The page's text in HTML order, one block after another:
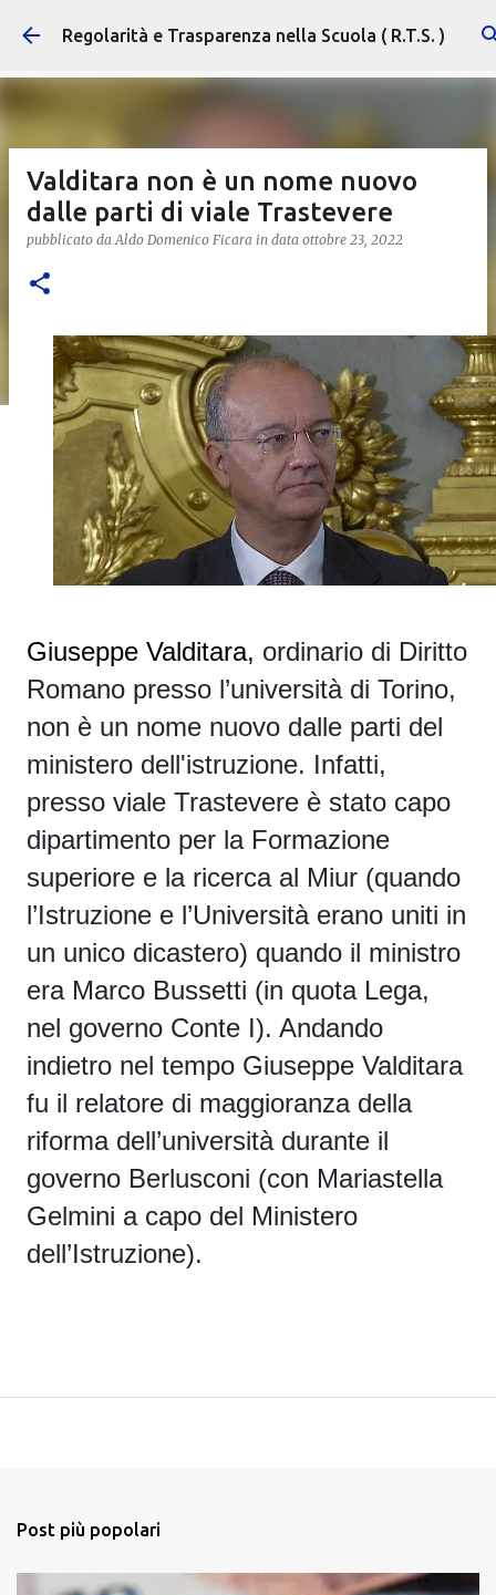
Passa ai contenuti principali
Regolarità e Trasparenza nella Scuola ( R.T.S. )
Valditara non è un nome nuovo
dalle parti di viale Trastevere
pubblicato daAldo Domenico Ficara in data ottobre 23, 2022
Giuseppe Valditara, ordinario di Diritto
Romano presso l’università di Torino,
non è un nome nuovo dalle parti del
ministero dell'istruzione. Infatti,
presso viale Trastevere è stato capo
dipartimento per la Formazione
superiore e la ricerca al Miur (quando
l’Istruzione e l’Università erano uniti in
un unico dicastero) quando il ministro
era Marco Bussetti (in quota Lega,
nel governo Conte I). Andando
indietro nel tempo Giuseppe Valditara
fu il relatore di maggioranza della
riforma dell’università durante il
governo Berlusconi (con Mariastella
Gelmini a capo del Ministero
dell’Istruzione).
Post più popolari